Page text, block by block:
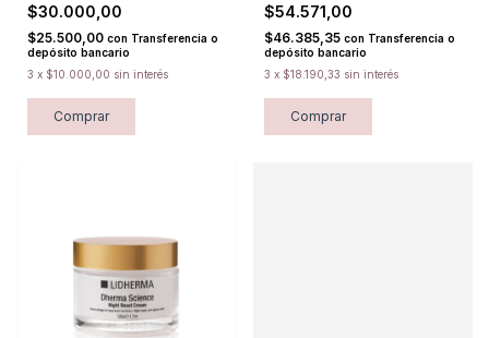
$30.000,00
$25.500,00 con Transferencia o
depósito bancario
3 x $10.000,00 sin interés
Comprar
$54.571,00
$46.385,35 con Transferencia o
depósito bancario
3 x $18.190,33 sin interés
Comprar